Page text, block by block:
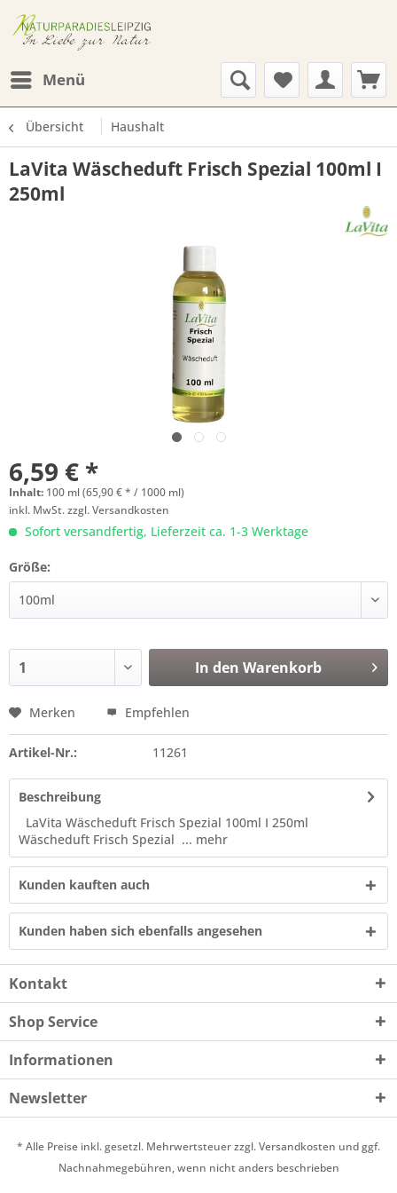
Menü
Übersicht Haushalt
LaVita Wäscheduft Frisch Spezial 100ml I
250ml
6,59 € *
Inhalt: 100 ml (65,90 € * / 1000 ml)
inkl. MwSt.zzgl. Versandkosten
Sofort versandfertig, Lieferzeit ca. 1-3 Werktage
Größe:
In den Warenkorb
Merken Empfehlen
Artikel-Nr.: 11261
Beschreibung
LaVita Wäscheduft Frisch Spezial 100ml I 250ml
Wäscheduft Frisch Spezial ... mehr
Kunden kauften auch
Kunden haben sich ebenfalls angesehen
Kontakt
Shop Service
Informationen
Newsletter
* Alle Preise inkl. gesetzl. Mehrwertsteuer zzgl.Versandkosten und ggf.
Nachnahmegebühren, wenn nicht anders beschrieben